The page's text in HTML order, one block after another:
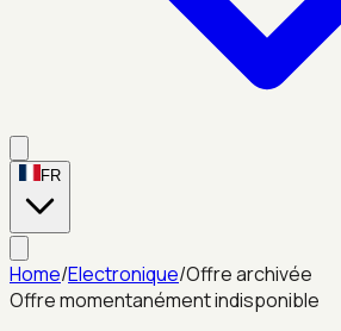
FR
Home/Electronique/Offre archivée
Offre momentanément indisponible